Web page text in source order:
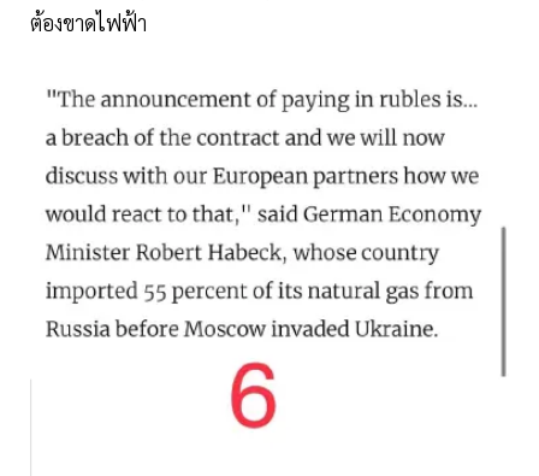
ต้องขาดไฟฟ้า